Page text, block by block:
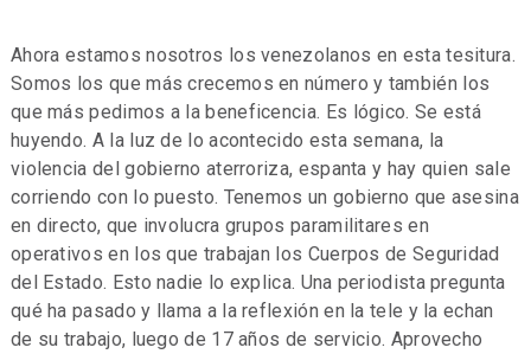
Ahora estamos nosotros los venezolanos en esta tesitura.
Somos los que más crecemos en número y también los
que más pedimos a la beneficencia. Es lógico. Se está
huyendo. A la luz de lo acontecido esta semana, la
violencia del gobierno aterroriza, espanta y hay quien sale
corriendo con lo puesto. Tenemos un gobierno que asesina
en directo, que involucra grupos paramilitares en
operativos en los que trabajan los Cuerpos de Seguridad
del Estado. Esto nadie lo explica. Una periodista pregunta
qué ha pasado y llama a la reflexión en la tele y la echan
de su trabajo, luego de 17 años de servicio. Aprovecho